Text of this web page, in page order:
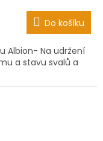
Do košíku
Albion- Na udržení
a stavu svalů a